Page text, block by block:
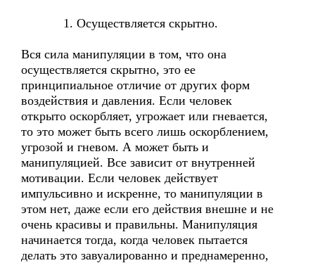
1. Осуществляется скрытно.
Вся сила манипуляции в том, что она
осуществляется скрытно, это ее
принципиальное отличие от других форм
воздействия и давления. Если человек
открыто оскорбляет, угрожает или гневается,
то это может быть всего лишь оскорблением,
угрозой и гневом. А может быть и
манипуляцией. Все зависит от внутренней
мотивации. Если человек действует
импульсивно и искренне, то манипуляции в
этом нет, даже если его действия внешне и не
очень красивы и правильны. Манипуляция
начинается тогда, когда человек пытается
делать это завуалированно и преднамеренно,